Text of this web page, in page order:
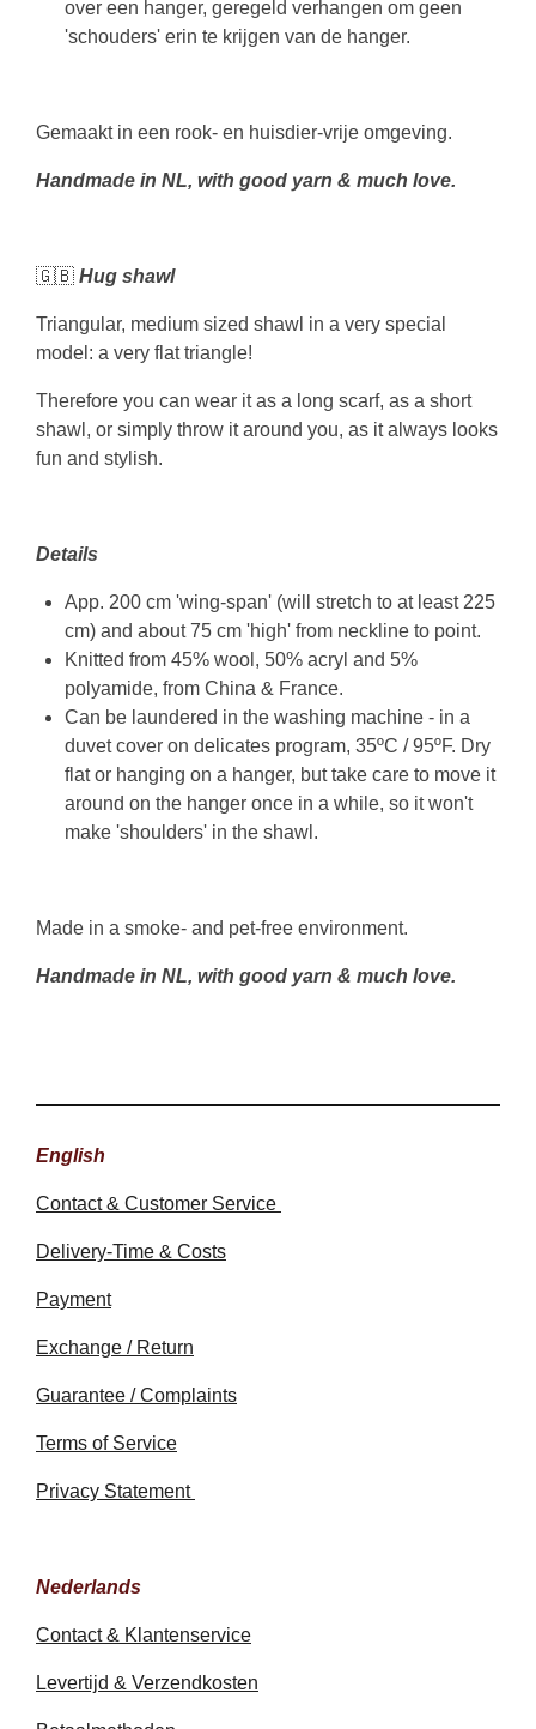
over een hanger, geregeld verhangen om geen
'schouders' erin te krijgen van de hanger.
Gemaakt in een rook- en huisdier-vrije omgeving.
Handmade in NL, with good yarn & much love.
🇬🇧 Hug shawl
Triangular, medium sized shawl in a very special
model: a very flat triangle!
Therefore you can wear it as a long scarf, as a short
shawl, or simply throw it around you, as it always looks
fun and stylish.
Details
App. 200 cm 'wing-span' (will stretch to at least 225
cm) and about 75 cm 'high' from neckline to point.
Knitted from 45% wool, 50% acryl and 5%
polyamide, from China & France.
Can be laundered in the washing machine - in a
duvet cover on delicates program, 35ºC / 95ºF. Dry
flat or hanging on a hanger, but take care to move it
around on the hanger once in a while, so it won't
make 'shoulders' in the shawl.
Made in a smoke- and pet-free environment.
Handmade in NL, with good yarn & much love.
English
Contact & Customer Service
Delivery-Time & Costs
Payment
Exchange / Return
Guarantee / Complaints
Terms of Service
Privacy Statement
Nederlands
Contact & Klantenservice
Levertijd & Verzendkosten